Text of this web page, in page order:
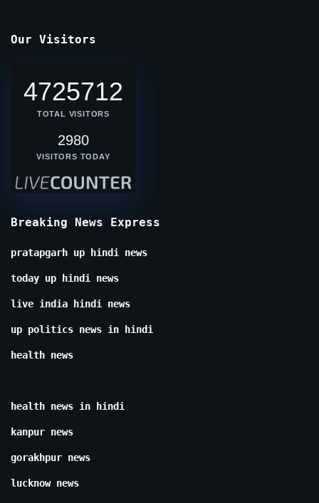
Our Visitors
4725712
TOTAL VISITORS
2980
VISITORS TODAY
Breaking News Express
pratapgarh up hindi news
today up hindi news
live india hindi news
up politics news in hindi
health news
health news in hindi
kanpur news
gorakhpur news
lucknow news